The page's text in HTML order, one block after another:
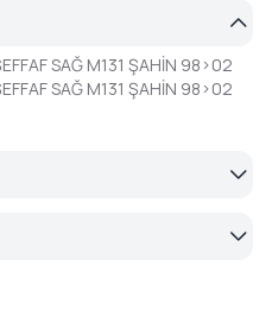
SAĞ M131 ŞAHİN 98>02
SAĞ M131 ŞAHİN 98>02